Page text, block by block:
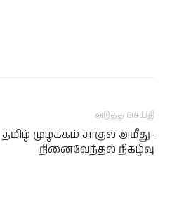
அடுத்த செய்தி
தமிழ் முழக்கம் சாகுல் அமீது-
நினைவேந்தல் நிகழ்வு